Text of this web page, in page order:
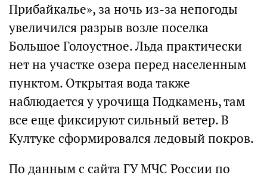
Прибайкалье», за ночь из-за непогоды
увеличился разрыв возле поселка
Большое Голоустное. Льда практически
нет на участке озера перед населенным
пунктом. Открытая вода также
наблюдается у урочища Подкамень, там
все еще фиксируют сильный ветер. В
Култуке сформировался ледовый покров.
По данным с сайта ГУ МЧС России по